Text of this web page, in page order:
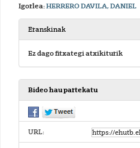
Igorlea:HERRERO DAVILA, DANIEL
Eranskinak
Ez dago fitxategi atxikiturik
Bideo hau partekatu
URL: